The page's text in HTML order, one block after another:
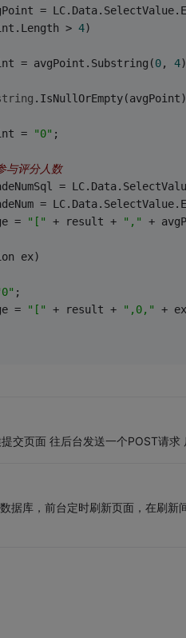
=
> 4)
= avgPoint.Substring(
0, 4
=
"0" ;
与评分人数
=
=
=
"[" + result + "," +
ex)
;
=
"[" + result + ",0," +
交页面 往后台发送一个POST请
据库，前台定时刷新页面，在刷新